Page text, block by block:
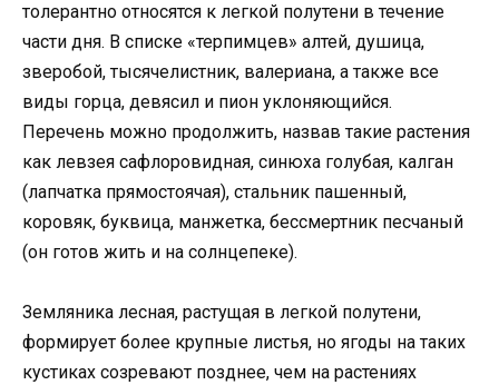
толерантно относятся к легкой полутени в течение
части дня. В списке «терпимцев» алтей, душица,
зверобой, тысячелистник, валериана, а также все
виды горца, девясил и пион уклоняющийся.
Перечень можно продолжить, назвав такие растения
как левзея сафлоровидная, синюха голубая, калган
(лапчатка прямостоячая), стальник пашенный,
коровяк, буквица, манжетка, бессмертник песчаный
(он готов жить и на солнцепеке).
Земляника лесная, растущая в легкой полутени,
формирует более крупные листья, но ягоды на таких
кустиках созревают позднее, чем на растениях